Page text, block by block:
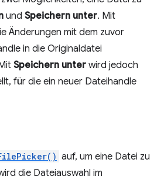
und Speichern unter. Mit
Änderungen mit dem zuvor
in die Originaldatei
Speichern unter wird jedoch
für die ein neuer Dateihandle
auf, um eine Datei zu
die Dateiauswahl im